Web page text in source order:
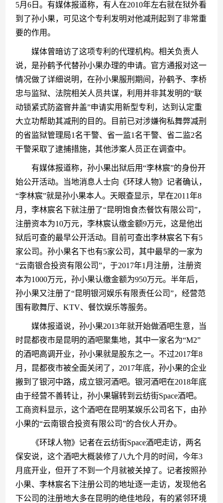
5月6日。有媒体报道称，有人在2010年左右就在狱外看
到了孙小果，可见这个专利发明对他减刑起到了非常重
要的作用。
媒体曾暗访了这项专利的代理机构。相关负责人
说，是孙鹤予代替孙小果办理的申请。官方通报对这一
情况做了详细说明，在孙小果服刑期间，孙鹤予、李桥
忠与监狱、法院相关人员共谋，利用并非其发明的“联
动锁紧式防盗窨井盖”申请实用新型专利，达到认定重
大立功帮助其减刑的目的。目前已对涉嫌徇私舞弊减刑
的省监狱管理局1名干警、省一监1名干警、省二监2名
干警采取了逮捕措施，其他涉案人员正在调查中。
有媒体报道称，孙小果出狱后用“李林宸”的身份开
始公开活动。当地消息人士向《环球人物》记者确认，
“李林宸”就是孙小果本人。天眼查显示，早在2011年8
月，李林宸名下就注册了“昆明饱食杰餐饮有限公司”，
注册资本为10万元，李林宸认缴金额9万元，这是他出
狱后可查的最早公开活动。目前可查出李林宸名下有5
家公司。孙小果名下也有5家公司，其中最早的一家为
“云南银合投资有限公司”，于2017年1月注册，注册资
本为1000万元，孙小果认缴金额为950万元。半年后，
孙小果又注册了“昆明银河娱乐有限责任公司”，经营范
围有歌舞厅、KTV、餐饮娱乐等服务。
媒体报道说，孙小果2013年就开始做酒吧生意，当
时昆都夜市是昆明的酒吧聚集地，其中一家名为“M2”
的酒吧高调开业，孙小果就是股东之一。不过2017年8
月，昆都夜市被全面关闭了，2017年底，孙小果的企业
搬到了银河中路，成立银河酒吧。银河酒吧在2018年底
由于经营不善转让，孙小果辗转到云纺街Space酒吧。
工商资料显示，这个酒吧在昆明某娱乐公司名下，由孙
小果的“云南银合投资有限公司”的合伙人开办。
《环球人物》记者在云纺街Space酒吧走访，两名
保安说，这个酒吧大概装修了八九个月的时间，今年3
月底开业，但开了不到一个月就被关掉了。记者按照孙
小果、李林宸名下注册公司的地址逐一走访，发现他名
下公司的注册地大多在昆明的绝佳地段，有的紧邻环境